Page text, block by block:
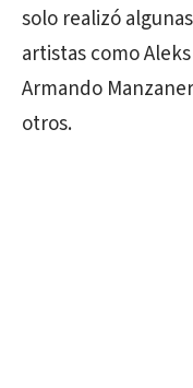
solo realizó
artistas como
Armando
otros.